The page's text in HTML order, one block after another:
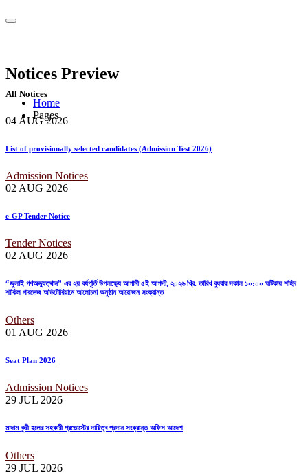
Notices Preview
Home
Pages
All Notices
04 AUG 2026
List of provisionally selected candidates (Admission Test 2026)
Admission Notices
02 AUG 2026
e-GP Tender Notice
Tender Notices
02 AUG 2026
“জুলাই গণঅভ্যুত্থান” এর ২য় বর্ষপূর্তি উপলক্ষ্যে আগামী ৫ই আগস্ট, ২০২৬ খ্রি. তারিখ বুধবার সকাল ১০:০০ ঘটিকায় শহিদ
শাকিল পারভেজ অডিটোরিয়ামে আলোচনা অনুষ্ঠান আয়োজন সংক্রান্ত
Others
01 AUG 2026
Seat Plan 2026
Admission Notices
29 JUL 2026
মাদাম কুরী হলের সহকারী প্রভোস্টের দায়িত্ব প্রদান সংক্রান্ত অফিস আদেশ
Others
29 JUL 2026